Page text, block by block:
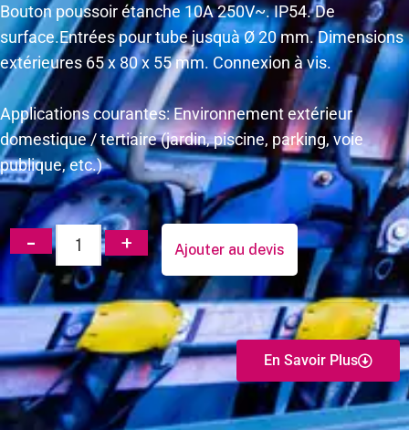
Bouton poussoir étanche 10A 250V~. IP54. De
surface.Entrées pour tube jusquà Ø 20 mm. Dimensions
extérieures 65 x 80 x 55 mm. Connexion à vis.
Applications courantes: Environnement extérieur
domestique / tertiaire (jardin, piscine, parking, voie
publique, etc.)
Ajouter au devis
En Savoir Plus